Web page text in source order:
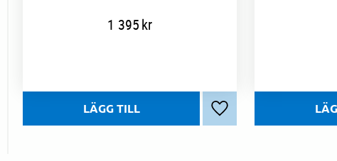
1 395kr
Lägg till i favoriter